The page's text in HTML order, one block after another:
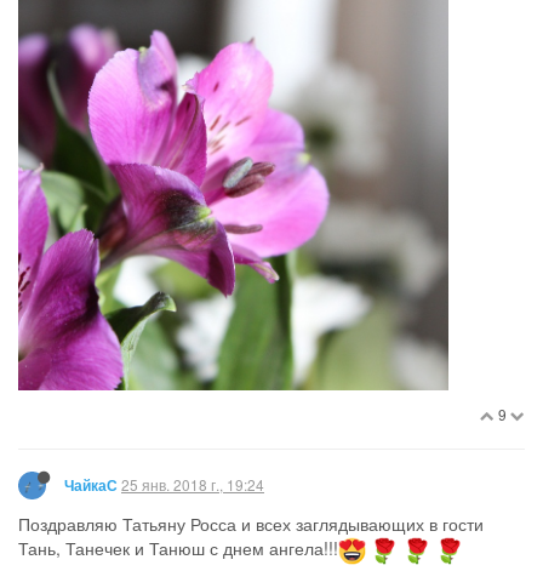
9
ЧайкаС25 янв. 2018 г., 19:24
Поздравляю Татьяну Росса и всех заглядывающих в гости
Тань, Танечек и Танюш с днем ангела!!!